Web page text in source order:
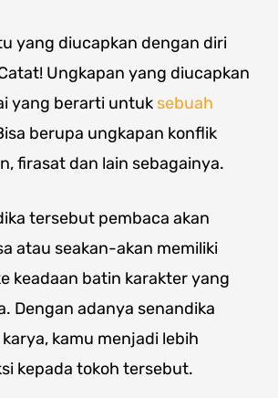
yang diucapkan dengan diri
Ungkapan yang diucapkan
yang berarti untuk sebuah
berupa ungkapan konflik
firasat dan lain sebagainya.
tersebut pembaca akan
atau seakan-akan memiliki
keadaan batin karakter yang
Dengan adanya senandika
kamu menjadi lebih
kepada tokoh tersebut.